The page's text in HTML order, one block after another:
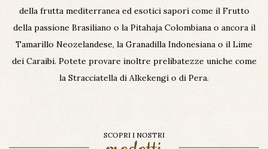
della frutta mediterranea ed esotici sapori come il Frutto
della passione Brasiliano o la Pitahaja Colombiana o ancora il
Tamarillo Neozelandese, la Granadilla Indonesiana o il Lime
dei Caraibi. Potete provare inoltre prelibatezze uniche come
la Stracciatella di Alkekengi o di Pera.
SCOPRI I NOSTRI